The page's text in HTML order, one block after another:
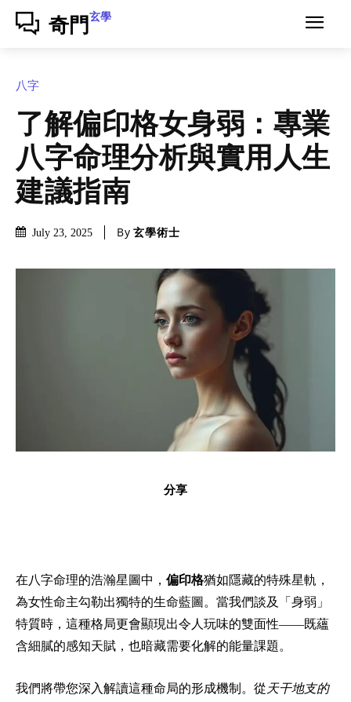
奇門 玄學
八字
了解偏印格女身弱：專業
八字命理分析與實用人生
建議指南
July 23, 2025 By 玄學術士
分享
在八字命理的浩瀚星圖中， 偏印格猶如隱藏的特殊星軌，
為女性命主勾勒出獨特的生命藍圖。當我們談及「身弱」
特質時，這種格局更會顯現出令人玩味的雙面性——既蘊
含細膩的感知天賦，也暗藏需要化解的能量課題。
我們將帶您深入解讀這種命局的形成機制。從 天干地支的